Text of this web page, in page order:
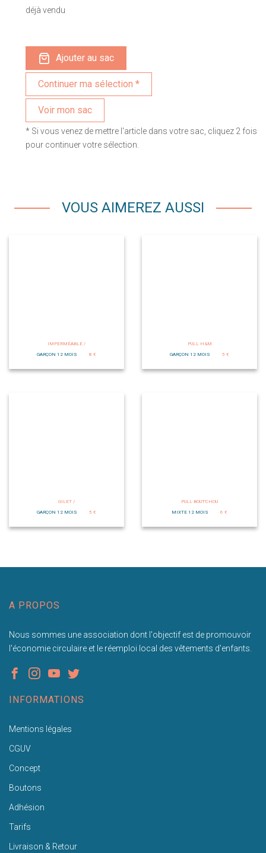
déjà vendu
Ajouter au sac
Voir mon sac
* Si vous venez de mettre l'article dans votre sac, cliquez 2 fois
pour continuer votre sélection.
VOUS AIMEREZ AUSSI
IMPERMÉABLE /
GARÇON 12 MOIS
8 €
PULL H&M
GARÇON 12 MOIS
5 €
GILET /
GARÇON 12 MOIS
5 €
PULL BOUT'CHOU
MIXTE 12 MOIS
6 €
A PROPOS
Nous sommes une association dont l'objectif est de promouvoir
l'économie circulaire et le réemploi local des vêtements d'enfants.
INFORMATIONS
Mentions légales
CGUV
Concept
Boutons
Adhésion
Tarifs
Livraison & Retour